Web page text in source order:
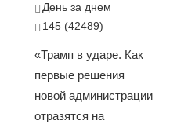
День за днем
145 (42489)
«Трамп в ударе. Как
первые решения
новой администрации
отразятся на